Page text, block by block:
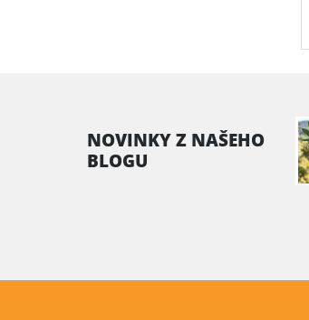
NOVINKY Z NAŠEHO
BLOGU